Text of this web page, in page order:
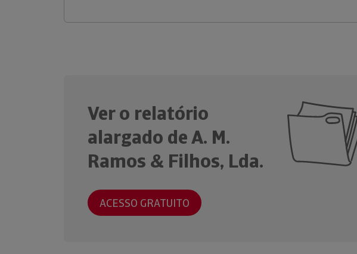
Ver o relatório
alargado de A. M.
Ramos & Filhos, Lda.
ACESSO GRATUITO